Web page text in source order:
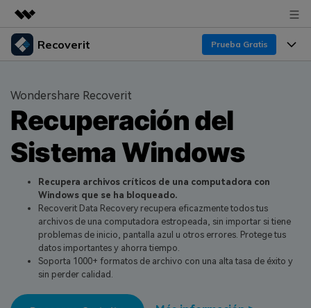
Productos destacados
Utilidades
Soluciones
Quiénes somos
Sala de prensa
Tienda
Soporte
Recoverit Prueba Gratis
Recoverit para Windows
Líder en recuperación para Windows
Pruébalo Gratis
Recoverit para Mac
Recupera datos ilimitados del sistema Mac
Pruébalo Gratis
Funciones
Recuperar de Unidades
Recuperar Medios Borrados
Soluciones de Recuperación Exclusivas Nuevo
Recuperar Documentos
Escenarios de Pérdida de Datos
Recursos
Por qué Recoverit
Experto en Recuperación de Datos
Historias de Clientes
Temas Destacados
DESCARGAR Sign In
Wondershare Recoverit
Recuperación del
Sistema Windows
Recupera archivos críticos de una computadora con
Windows que se ha bloqueado.
Recoverit Data Recovery recupera eficazmente todos tus
archivos de una computadora estropeada, sin importar si tiene
problemas de inicio, pantalla azul u otros errores. Protege tus
datos importantes y ahorra tiempo.
Soporta 1000+ formatos de archivo con una alta tasa de éxito y
sin perder calidad.